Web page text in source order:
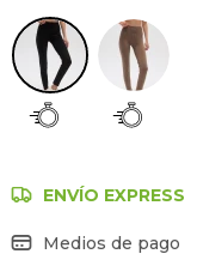
ENVÍO EXPRESS
Medios de pago